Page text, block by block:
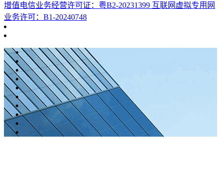
增值电信业务经营许可证：粤B2-20231399 互联网虚拟专用网
业务许可：B1-20240748